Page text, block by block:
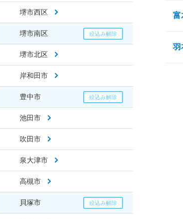
堺市西区
堺市南区
堺市北区
岸和田市
豊中市
池田市
吹田市
泉大津市
高槻市
貝塚市
富
羽